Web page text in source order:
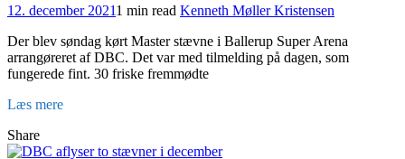
12. december 20211 min read Kenneth Møller Kristensen
Der blev søndag kørt Master stævne i Ballerup Super Arena
arrangøreret af DBC. Det var med tilmelding på dagen, som
fungerede fint. 30 friske fremmødte
Læs mere
Share